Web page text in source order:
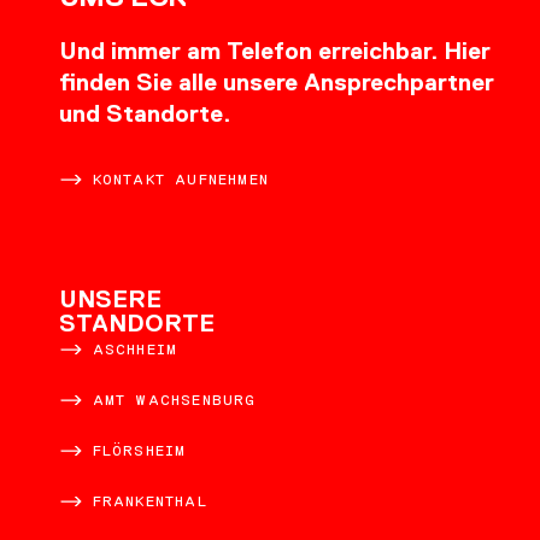
Und immer am Telefon erreichbar. Hier
finden Sie alle unsere Ansprechpartner
und Standorte.
KONTAKT AUFNEHMEN
UNSERE
STANDORTE
ASCHHEIM
AMT WACHSENBURG
FLÖRSHEIM
FRANKENTHAL